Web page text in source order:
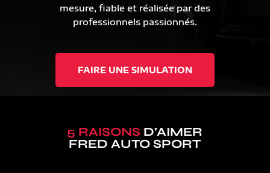
mesure, fiable et réalisée par des
professionnels passionnés.
FAIRE UNE SIMULATION
5 RAISONS D’AIMER
FRED AUTO SPORT